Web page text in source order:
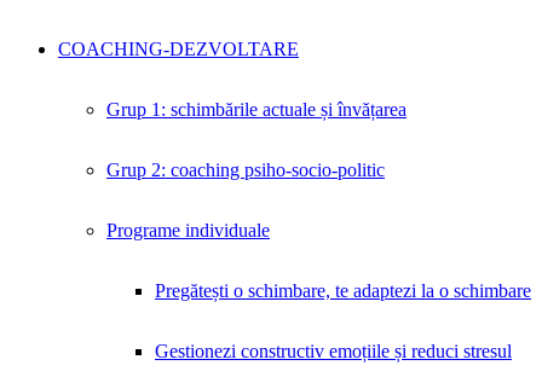
COACHING-DEZVOLTARE
Grup 1: schimbările actuale și învățarea
Grup 2: coaching psiho-socio-politic
Programe individuale
Pregătești o schimbare, te adaptezi la o schimbare
Gestionezi constructiv emoțiile și reduci stresul